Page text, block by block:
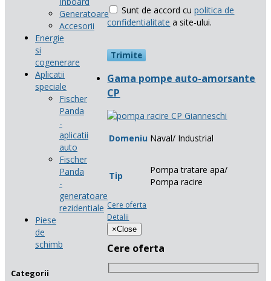
Generatoare
Accesorii
Energie
si
cogenerare
Aplicatii
speciale
Fischer
Panda
-
aplicatii
auto
Fischer
Panda
-
generatoare
rezidentiale
Piese
de
schimb
Sunt de accord cupolitica de
confidentialitate a site-ului.
Gama pompe auto-amorsante
CP
Domeniu Naval/ Industrial
Tip
Pompa tratare apa/
Pompa racire
Cere oferta
Detalii
×Close
Cere oferta
Categorii